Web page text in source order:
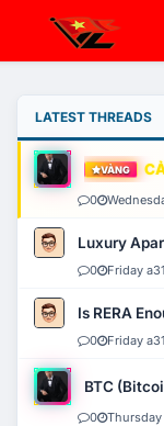
LATEST THREADS
VÀNG
0
Luxury
0 Friday
Is RERA
0 Friday
BTC
0 Thursday